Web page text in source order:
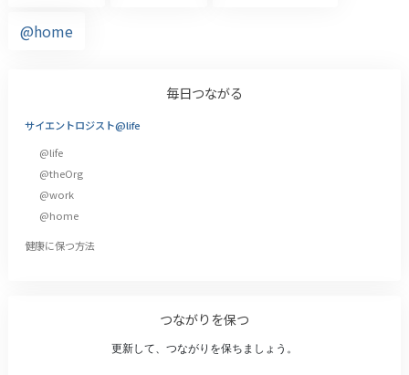
@home
毎日つながる
サイエントロジスト@life
@life
@theOrg
@work
@home
健康に保つ方法
つながりを保つ
更新して、つながりを保ちましょう。